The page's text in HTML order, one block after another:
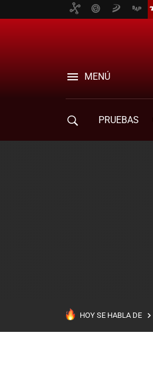
MENÚ
PRUEBAS
HOY SE HABLA DE